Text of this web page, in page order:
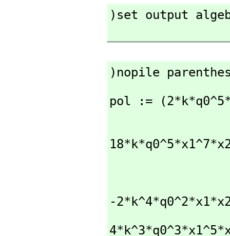
)set output
)nopile